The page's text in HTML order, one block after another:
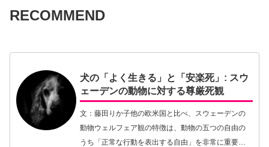
RECOMMEND
犬の「よく生きる」と「安楽死」: スウ
ェーデンの動物に対する尊厳死観
文：藤田りか子他の欧米国と比べ、スウェーデンの
動物ウェルフェア観の特徴は、動物の五つの自由の
うち「正常な行動を表出する自由」を非常に重要視